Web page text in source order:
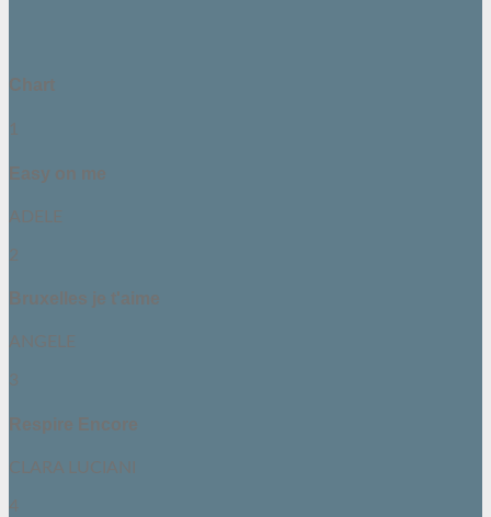
Chart
1
Easy on me
ADELE
2
Bruxelles je t'aime
ANGELE
3
Respire Encore
CLARA LUCIANI
4